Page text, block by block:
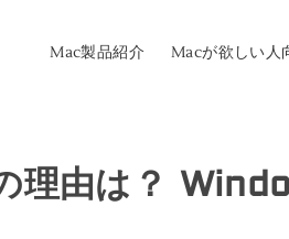
Mac製品紹介 Macが欲しい人
理由は？